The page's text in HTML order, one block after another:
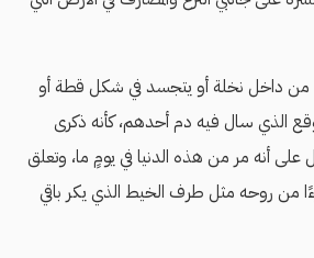
من داخل نخلة أو يتجسد في شكل قطة أو
الذي سال فيه دم أحدهم، كأنه ذكرى
على أنه مر من هذه الدنيا في يومٍ ما، وتعلق
من روحه مثل طرف الخيط الذي يكر باقي